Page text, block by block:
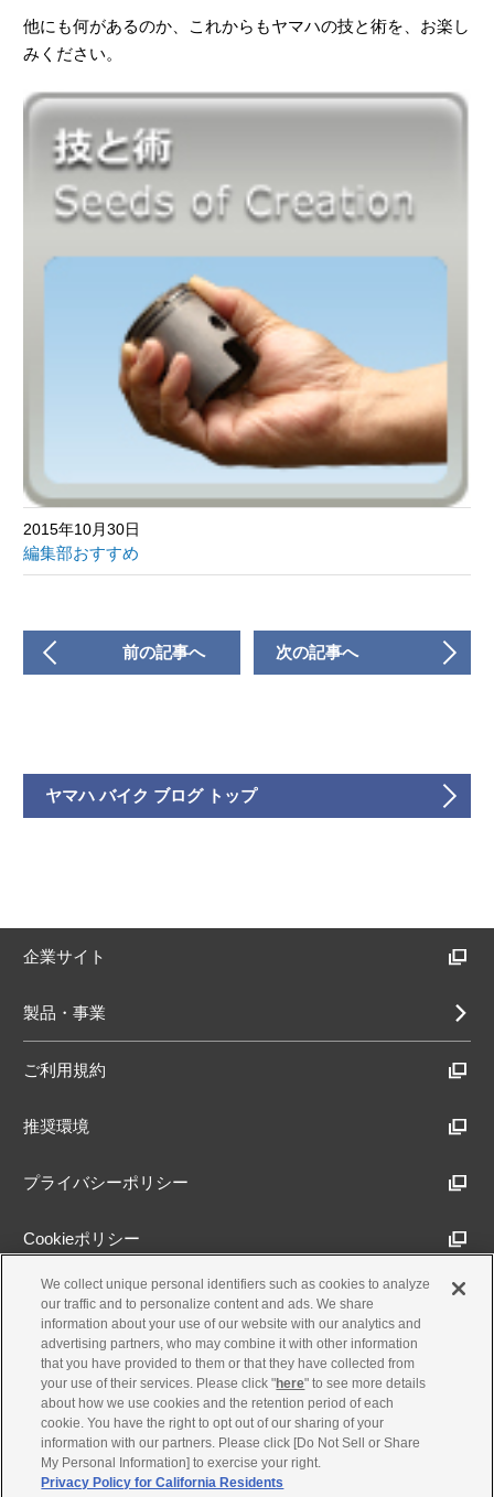
他にも何があるのか、これからもヤマハの技と術を、お楽し
みください。
2015年10月30日
編集部おすすめ
前の記事へ 次の記事へ
ヤマハ バイク ブログ トップ
企業サイト
製品・事業
ご利用規約
推奨環境
プライバシーポリシー
Cookieポリシー
アクセシビリティ方針
古物営業法に基づく表示
製品・事業のお問合せ
We collect unique personal identifiers such as cookies to analyze
our traffic and to personalize content and ads. We share
information about your use of our website with our analytics and
advertising partners, who may combine it with other information
that you have provided to them or that they have collected from
your use of their services. Please click "here" to see more details
about how we use cookies and the retention period of each
cookie. You have the right to opt out of our sharing of your
information with our partners. Please click [Do Not Sell or Share
My Personal Information] to exercise your right.
Privacy Policy for California Residents